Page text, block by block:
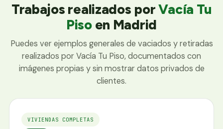
Trabajos realizados porVacía Tu
Pisoen Madrid
Puedes ver ejemplos generales de vaciados y retiradas
realizados por Vacía Tu Piso, documentados con
imágenes propias y sin mostrar datos privados de
clientes.
VIVIENDAS COMPLETAS